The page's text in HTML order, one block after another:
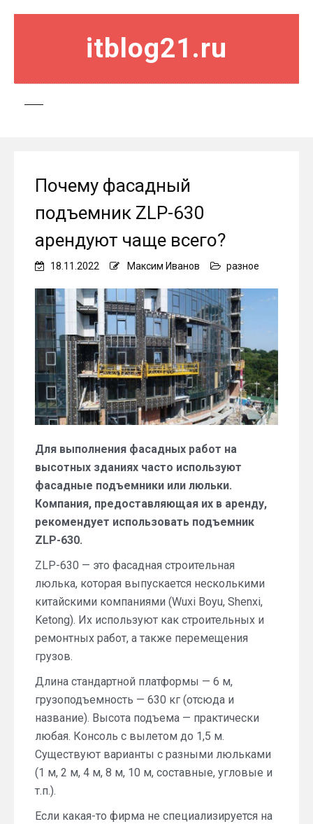
itblog21.ru
Почему фасадный
подъемник ZLP-630
арендуют чаще всего?
18.11.2022 Максим Иванов разное
Для выполнения фасадных работ на
высотных зданиях часто используют
фасадные подъемники или люльки.
Компания, предоставляющая их в аренду,
рекомендует использовать подъемник
ZLP-630.
ZLP-630 — это фасадная строительная
люлька, которая выпускается несколькими
китайскими компаниями (Wuxi Boyu, Shenxi,
Ketong). Их используют как строительных и
ремонтных работ, а также перемещения
грузов.
Длина стандартной платформы — 6 м,
грузоподъемность — 630 кг (отсюда и
название). Высота подъема — практически
любая. Консоль с вылетом до 1,5 м.
Существуют варианты с разными люльками
(1 м, 2 м, 4 м, 8 м, 10 м, составные, угловые и
т.п.).
Если какая-то фирма не специализируется на